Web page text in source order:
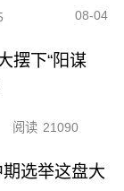
08-04
摆下“阳谋
阅读 21090
选举这盘大